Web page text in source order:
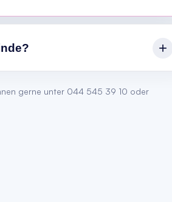
+
39 10.
gerne unter 044 545 39 10 oder